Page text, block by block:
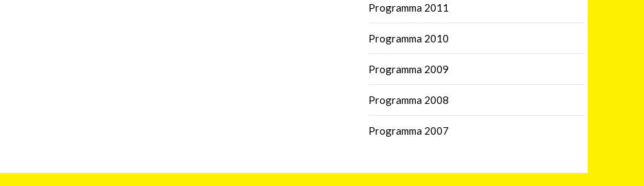
Programma 2011
Programma 2010
Programma 2009
Programma 2008
Programma 2007